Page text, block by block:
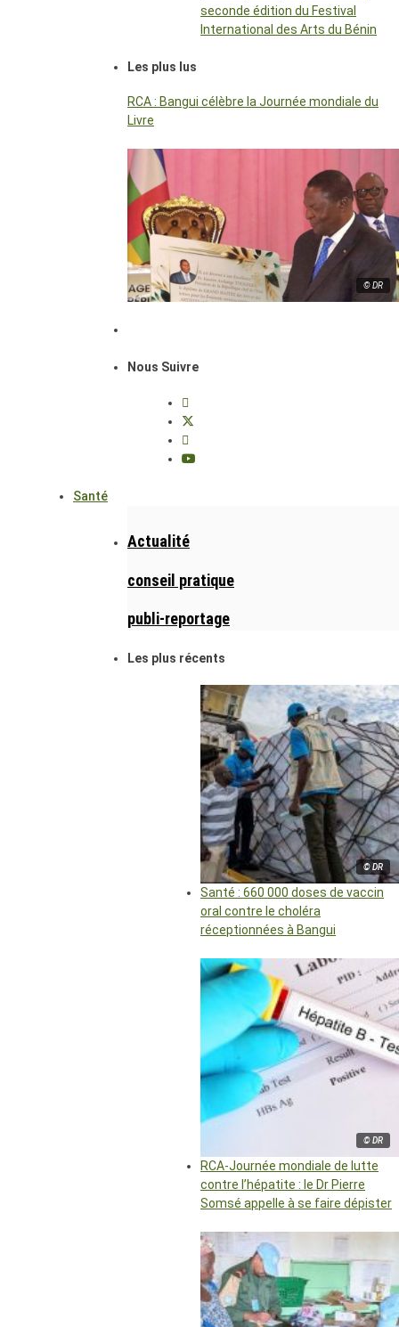
seconde édition du Festival
International des Arts du Bénin
Les plus lus
RCA : Bangui célèbre la Journée mondiale du
Livre
© DR
Nous Suivre
Santé
Actualité
conseil pratique
publi-reportage
Les plus récents
© DR
Santé : 660 000 doses de vaccin
oral contre le choléra
réceptionnées à Bangui
© DR
RCA-Journée mondiale de lutte
contre l’hépatite : le Dr Pierre
Somsé appelle à se faire dépister